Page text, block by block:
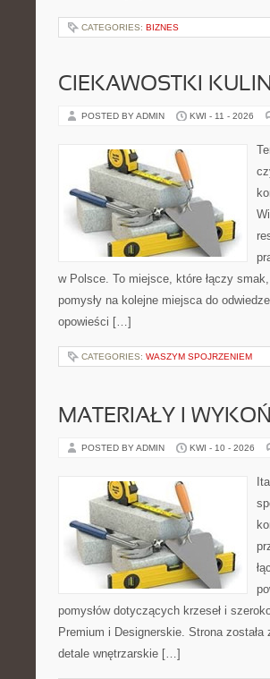
CATEGORIES: BIZNES
CIEKAWOSTKI
POSTED BY ADMIN KWI - 11 - 2026
w Polsce. To miejsce, które łączy
pomysły na kolejne miejsca do
opowieści […]
CATEGORIES: WASZYM SPOJRZENIEM
MATERIAŁY I
POSTED BY ADMIN KWI - 10 - 2026
pomysłów dotyczących krzeseł i
Premium i Designerskie. Strona
detale wnętrzarskie […]